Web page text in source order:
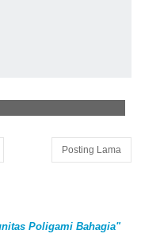
Posting Lama
Poligami Bahagia"